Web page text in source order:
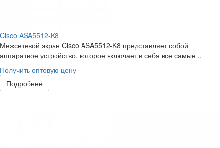
Cisco ASA5512-K8
Межсетевой экран Cisco ASA5512-K8 представляет собой
аппаратное устройство, которое включает в себя все самые ..
Получить оптовую цену
Подробнее